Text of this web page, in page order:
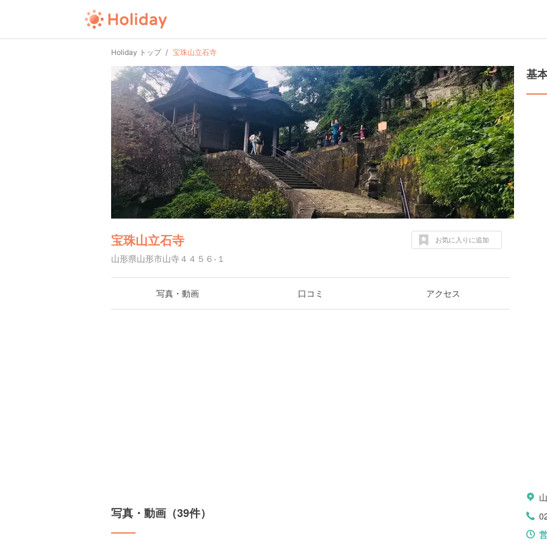
Holiday トップ 宝珠山立石寺
宝珠山立石寺
山形県山形市山寺４４５６-１
お気に入りに追加
写真・動画 口コミ アクセス
写真・動画（39件）
基